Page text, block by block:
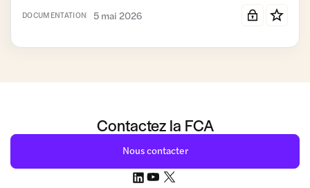
DOCUMENTATION 5 mai 2026
Contactez la FCA
Nous contacter